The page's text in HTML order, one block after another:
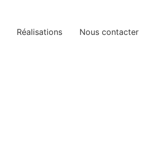
Réalisations Nous contacter